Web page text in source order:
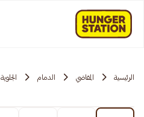
الرئيسية المقاضي الدمام الجلوية